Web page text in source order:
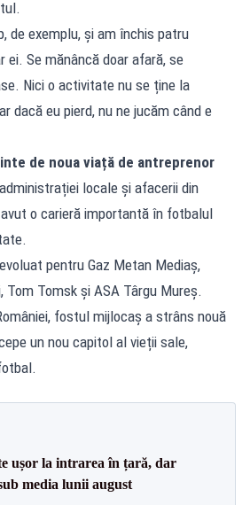
de exemplu, și am închis patru
ei. Se mănâncă doar afară, se
Nici o activitate nu se ține la
dacă eu pierd, nu ne jucăm când e
de noua viață de antreprenor
locale și afacerii din
o carieră importantă în fotbalul
pentru Gaz Metan Mediaș,
Tom Tomsk și ASA Târgu Mureș.
fostul mijlocaș a strâns nouă
un nou capitol al vieții sale,
ușor la intrarea în țară, dar
media lunii august